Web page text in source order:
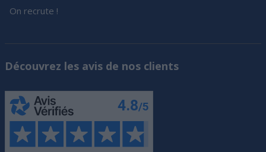
On recrute !
Découvrez les avis de nos clients